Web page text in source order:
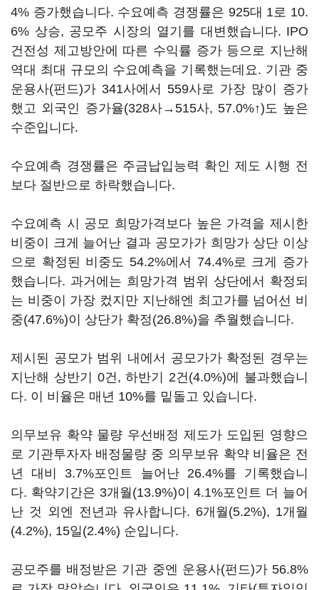
4% 증가했습니다. 수요예측 경쟁률은 925대 1로 10.
6% 상승, 공모주 시장의 열기를 대변했습니다. IPO
건전성 제고방안에 따른 수익률 증가 등으로 지난해
역대 최대 규모의 수요예측을 기록했는데요. 기관 중
운용사(펀드)가 341사에서 559사로 가장 많이 증가
했고 외국인 증가율(328사→515사, 57.0%↑)도 높은
수준입니다.
수요예측 경쟁률은 주금납입능력 확인 제도 시행 전
보다 절반으로 하락했습니다.
수요예측 시 공모 희망가격보다 높은 가격을 제시한
비중이 크게 늘어난 결과 공모가가 희망가 상단 이상
으로 확정된 비중도 54.2%에서 74.4%로 크게 증가
했습니다. 과거에는 희망가격 범위 상단에서 확정되
는 비중이 가장 컸지만 지난해엔 최고가를 넘어선 비
중(47.6%)이 상단가 확정(26.8%)을 추월했습니다.
제시된 공모가 범위 내에서 공모가가 확정된 경우는
지난해 상반기 0건, 하반기 2건(4.0%)에 불과했습니
다. 이 비율은 매년 10%를 밑돌고 있습니다.
의무보유 확약 물량 우선배정 제도가 도입된 영향으
로 기관투자자 배정물량 중 의무보유 확약 비율은 전
년 대비 3.7%포인트 늘어난 26.4%를 기록했습니
다. 확약기간은 3개월(13.9%)이 4.1%포인트 더 늘어
난 것 외엔 전년과 유사합니다. 6개월(5.2%), 1개월
(4.2%), 15일(2.4%) 순입니다.
공모주를 배정받은 기관 중엔 운용사(펀드)가 56.8%